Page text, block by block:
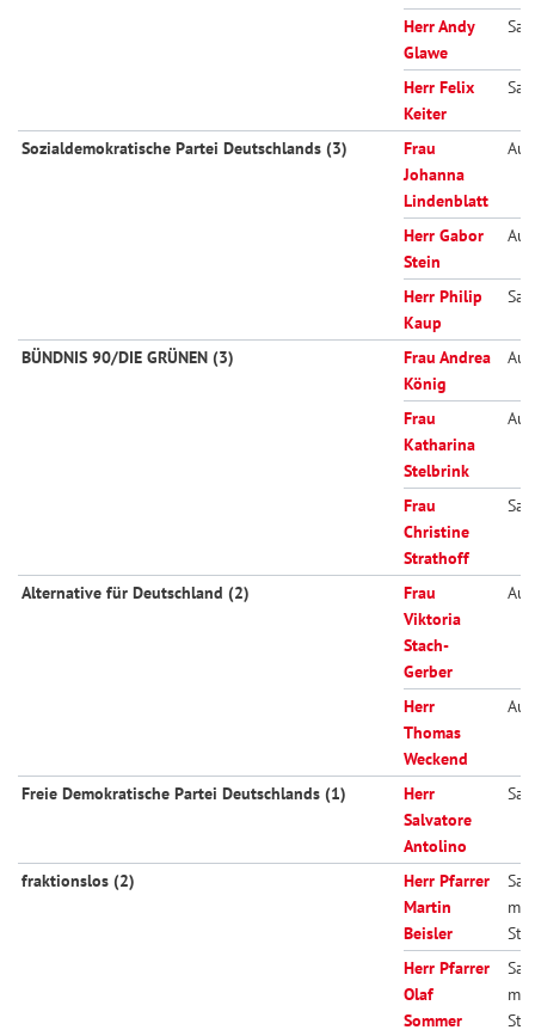
Herr Andy
Glawe
Herr Felix
Keiter
Sozialdemokratische Partei Deutschlands (3)
Frau
Johanna
Lindenblatt
Herr Gabor
Stein
Herr Philip
Kaup
BÜNDNIS 90/DIE GRÜNEN (3)
Frau Andrea
König
Frau
Katharina
Stelbrink
Frau
Christine
Strathoff
Alternative für Deutschland (2)
Frau
Viktoria
Stach-
Gerber
Herr
Thomas
Weckend
Freie Demokratische Partei Deutschlands (1)
Herr
Salvatore
Antolino
fraktionslos (2)
Herr Pfarrer
Martin
Beisler
mit
Herr Pfarrer
Olaf
Sommer
mit